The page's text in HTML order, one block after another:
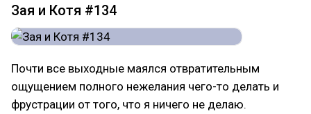
Зая и Котя #134
Почти все выходные маялся отвратительным
ощущением полного нежелания чего-то делать и
фрустрации от того, что я ничего не делаю.